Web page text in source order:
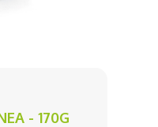
- 170G